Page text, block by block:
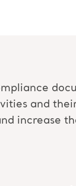
and
increase